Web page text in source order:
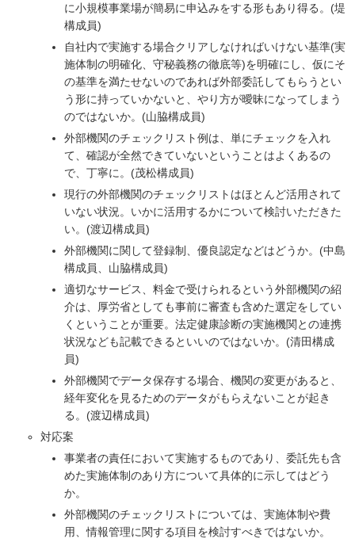
に小規模事業場が簡易に申込みをする形もあり得る。(堤
構成員)
自社内で実施する場合クリアしなければいけない基準(実
施体制の明確化、守秘義務の徹底等)を明確にし、仮にそ
の基準を満たせないのであれば外部委託してもらうとい
う形に持っていかないと、やり方が曖昧になってしまう
のではないか。(山脇構成員)
外部機関のチェックリスト例は、単にチェックを入れ
て、確認が全然できていないということはよくあるの
で、丁寧に。(茂松構成員)
現行の外部機関のチェックリストはほとんど活用されて
いない状況。いかに活用するかについて検討いただきた
い。(渡辺構成員)
外部機関に関して登録制、優良認定などはどうか。(中島
構成員、山脇構成員)
適切なサービス、料金で受けられるという外部機関の紹
介は、厚労省としても事前に審査も含めた選定をしてい
くということが重要。法定健康診断の実施機関との連携
状況なども記載できるといいのではないか。(清田構成
員)
外部機関でデータ保存する場合、機関の変更があると、
経年変化を見るためのデータがもらえないことが起き
る。(渡辺構成員)
対応案
事業者の責任において実施するものであり、委託先も含
めた実施体制のあり方について具体的に示してはどう
か。
外部機関のチェックリストについては、実施体制や費
用、情報管理に関する項目を検討すべきではないか。